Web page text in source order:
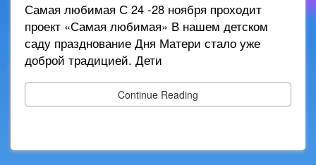
Самая любимая С 24 -28 ноября проходит
проект «Самая любимая» В нашем детском
саду празднование Дня Матери стало уже
доброй традицией. Дети
Continue Reading